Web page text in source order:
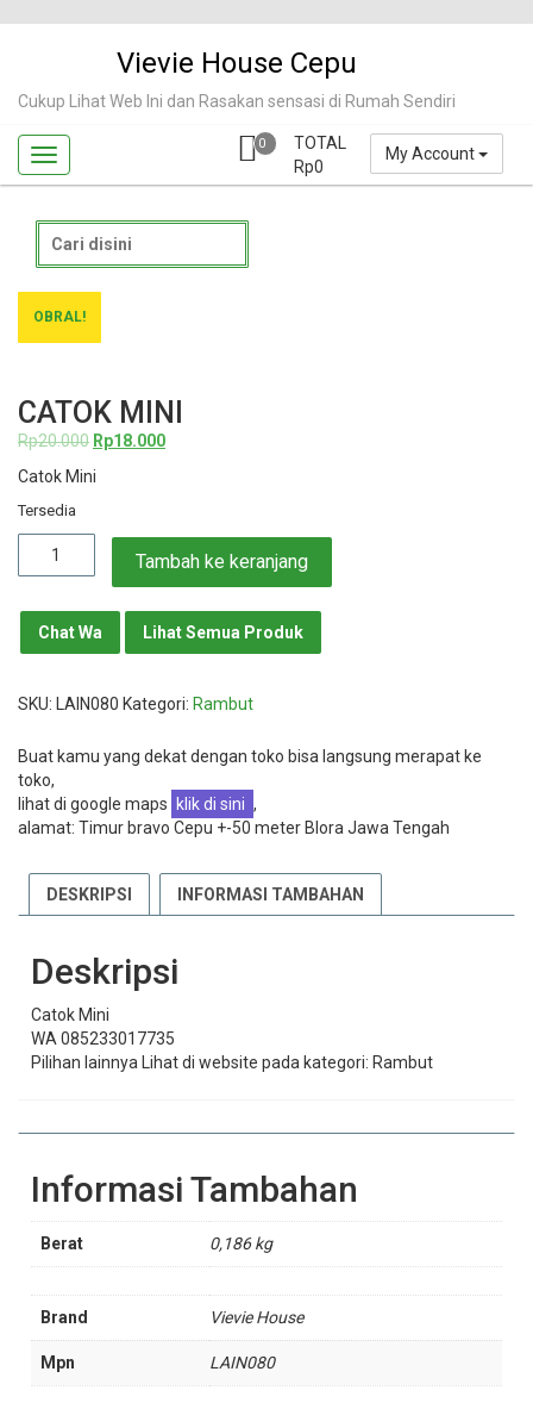
Vievie House Cepu
Cukup Lihat Web Ini dan Rasakan sensasi di Rumah Sendiri
My Account
0
TOTAL
Rp0
for:
OBRAL!
CATOK MINI
Rp20.000 Harga
adalah:
Rp18.000Harga
Rp18.000.
Catok Mini
Tersedia
Kuantitas
Tambah ke keranjang
Chat Wa Lihat Semua Produk
SKU: LAIN080 Kategori: Rambut
Buat kamu yang dekat dengan toko bisa langsung merapat ke
toko,
lihat di google maps
klik di sini ,
alamat: Timur bravo Cepu +-50 meter Blora Jawa Tengah
DESKRIPSI INFORMASI TAMBAHAN
Deskripsi
Catok Mini
WA 085233017735
Pilihan lainnya Lihat di website pada kategori: Rambut
Informasi Tambahan
Berat 0,186 kg
Brand Vievie House
Mpn LAIN080